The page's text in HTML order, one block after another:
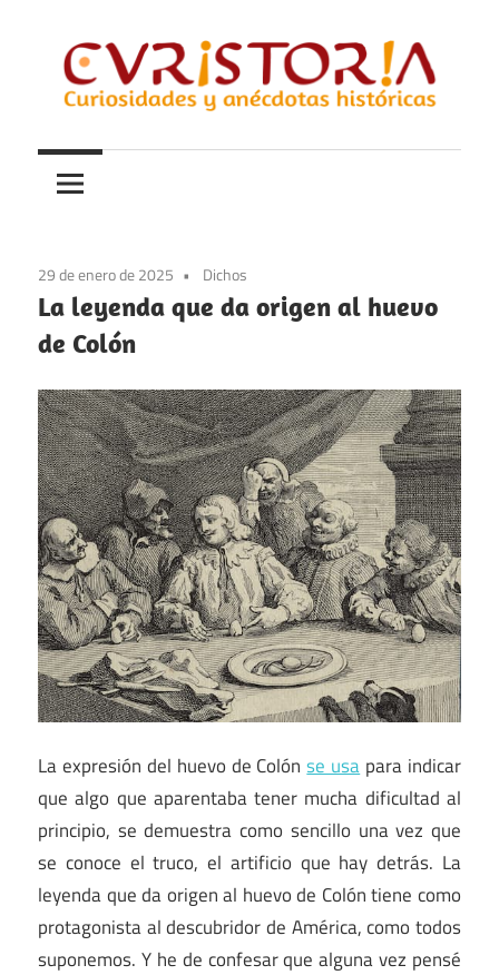
contenido
Curistoria
y
anécdotas
historia
29 de enero de 2025 Dichos
La leyenda que da origen al huevo
de Colón
La expresión del huevo de Colónse usa para indicar
que algo que aparentaba tener mucha dificultad al
principio, se demuestra como sencillo una vez que
se conoce el truco, el artificio que hay detrás. La
leyenda que da origen al huevo de Colón tiene como
protagonista al descubridor de América, como todos
suponemos. Y he de confesar que alguna vez pensé